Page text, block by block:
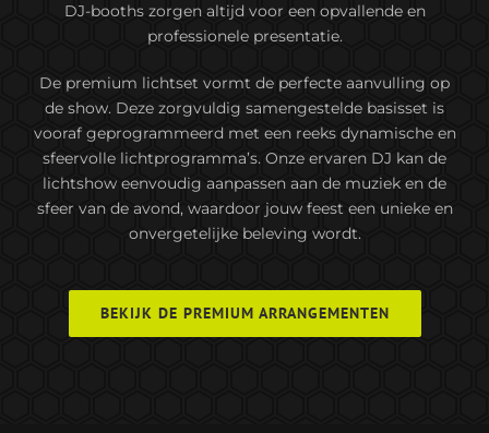
DJ-booths zorgen altijd voor een opvallende en
professionele presentatie.
De premium lichtset vormt de perfecte aanvulling op
de show. Deze zorgvuldig samengestelde basisset is
vooraf geprogrammeerd met een reeks dynamische en
sfeervolle lichtprogramma’s. Onze ervaren DJ kan de
lichtshow eenvoudig aanpassen aan de muziek en de
sfeer van de avond, waardoor jouw feest een unieke en
onvergetelijke beleving wordt.
BEKIJK DE PREMIUM ARRANGEMENTEN